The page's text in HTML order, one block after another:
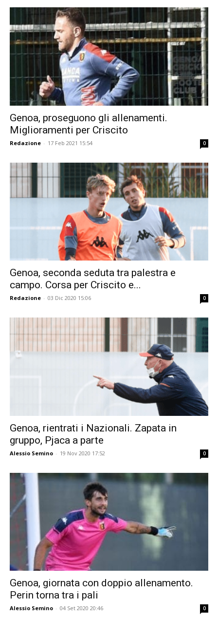
Genoa, proseguono gli allenamenti.
Miglioramenti per Criscito
Redazione - 17 Feb 2021 15:54 0
Genoa, seconda seduta tra palestra e
campo. Corsa per Criscito e...
Redazione - 03 Dic 2020 15:06 0
Genoa, rientrati i Nazionali. Zapata in
gruppo, Pjaca a parte
Alessio Semino - 19 Nov 2020 17:52 0
Genoa, giornata con doppio allenamento.
Perin torna tra i pali
Alessio Semino - 04 Set 2020 20:46 0